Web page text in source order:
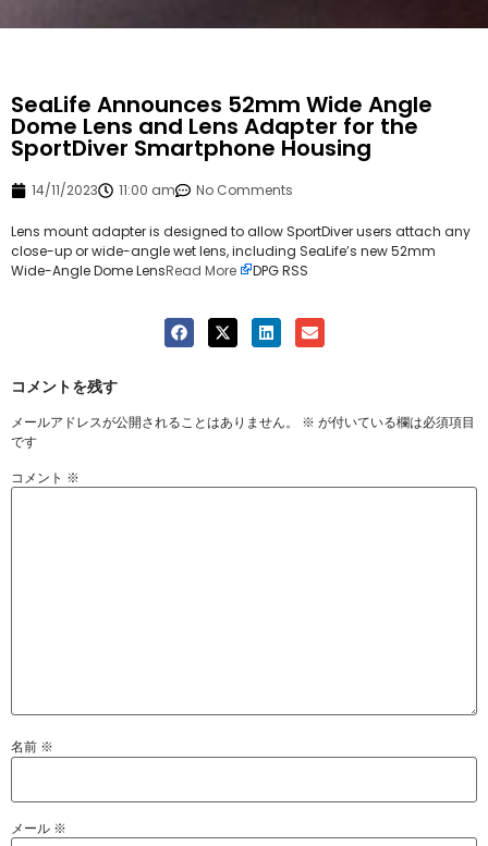
SeaLife Announces 52mm Wide Angle
Dome Lens and Lens Adapter for the
SportDiver Smartphone Housing
14/11/2023 11:00 am No Comments
Lens mount adapter is designed to allow SportDiver users attach any
close-up or wide-angle wet lens, including SeaLife’s new 52mm
Wide-Angle Dome LensRead More DPG RSS
コメントを残す
メールアドレスが公開されることはありません。 ※ が付いている欄は必須項目
です
コメント ※
名前 ※
メール ※